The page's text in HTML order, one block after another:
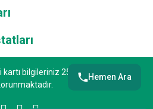
Hemen Ara
kartı bilgileriniz 256bit SSL sertifikası